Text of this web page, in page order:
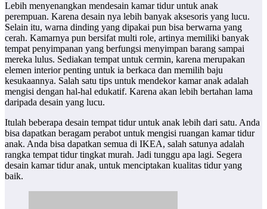
Lebih menyenangkan mendesain kamar tidur untuk anak
perempuan. Karena desain nya lebih banyak aksesoris yang lucu.
Selain itu, warna dinding yang dipakai pun bisa berwarna yang
cerah. Kamarnya pun bersifat multi role, artinya memiliki banyak
tempat penyimpanan yang berfungsi menyimpan barang sampai
mereka lulus. Sediakan tempat untuk cermin, karena merupakan
elemen interior penting untuk ia berkaca dan memilih baju
kesukaannya. Salah satu tips untuk mendekor kamar anak adalah
mengisi dengan hal-hal edukatif. Karena akan lebih bertahan lama
daripada desain yang lucu.
Itulah beberapa desain tempat tidur untuk anak lebih dari satu. Anda
bisa dapatkan beragam perabot untuk mengisi ruangan kamar tidur
anak. Anda bisa dapatkan semua di IKEA, salah satunya adalah
rangka tempat tidur tingkat murah. Jadi tunggu apa lagi. Segera
desain kamar tidur anak, untuk menciptakan kualitas tidur yang
baik.